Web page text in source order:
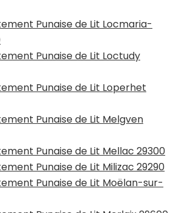
Punaise de Lit Locmaria-
Punaise de Lit Loctudy
Punaise de Lit Loperhet
Punaise de Lit Melgven
Punaise de Lit Mellac 29300
Punaise de Lit Milizac 29290
Punaise de Lit Moëlan-sur-